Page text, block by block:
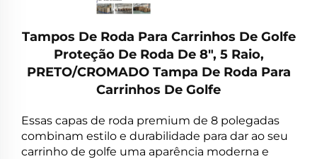
Tampos De Roda Para Carrinhos De Golfe
Proteção De Roda De 8", 5 Raio,
PRETO/CROMADO Tampa De Roda Para
Carrinhos De Golfe
Essas capas de roda premium de 8 polegadas
combinam estilo e durabilidade para dar ao seu
carrinho de golfe uma aparência moderna e